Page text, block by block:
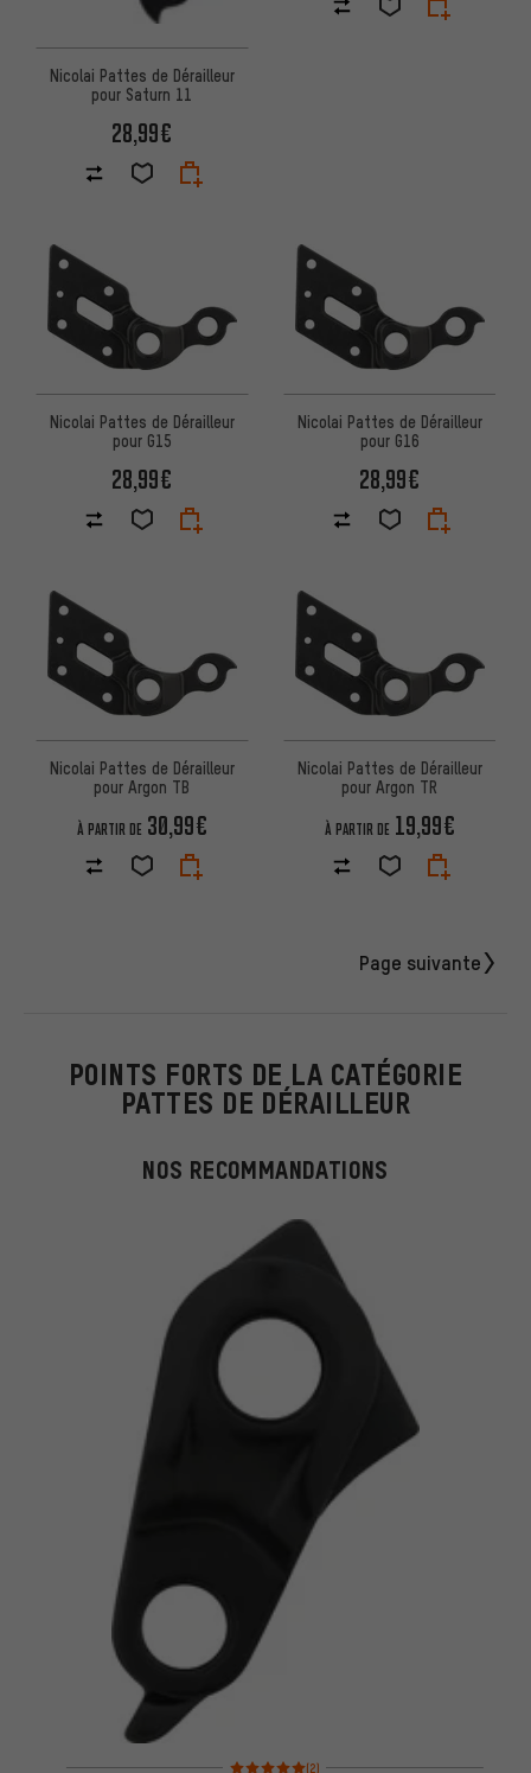
Nicolai Pattes de Dérailleur
pour Saturn 11
28,99€
Nicolai Pattes de Dérailleur
pour G15
28,99€
Nicolai Pattes de Dérailleur
pour G16
28,99€
Nicolai Pattes de Dérailleur
pour Argon TB
À PARTIR DE 30,99€
Nicolai Pattes de Dérailleur
pour Argon TR
À PARTIR DE 19,99€
Page suivante
POINTS FORTS DE LA CATÉGORIE
PATTES DE DÉRAILLEUR
NOS RECOMMANDATIONS
Note moyenne : 5 sur 5 d'après 2 avis
(2)